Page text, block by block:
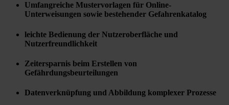
Umfangreiche Mustervorlagen für Online-
Unterweisungen sowie bestehender Gefahrenkatalog
leichte Bedienung der Nutzeroberfläche und
Nutzerfreundlichkeit
Zeitersparnis beim Erstellen von
Gefährdungsbeurteilungen
Datenverknüpfung und Abbildung komplexer Prozesse